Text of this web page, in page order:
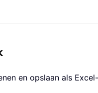
en opslaan als